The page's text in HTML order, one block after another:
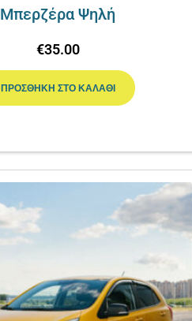
Μπερζέρα Ψηλή
€35.00
ΠΡΟΣΘΉΚΗ ΣΤΟ ΚΑΛΆΘΙ